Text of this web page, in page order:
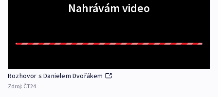
Nahrávám video
Rozhovor s Danielem Dvořákem
Zdroj: ČT24